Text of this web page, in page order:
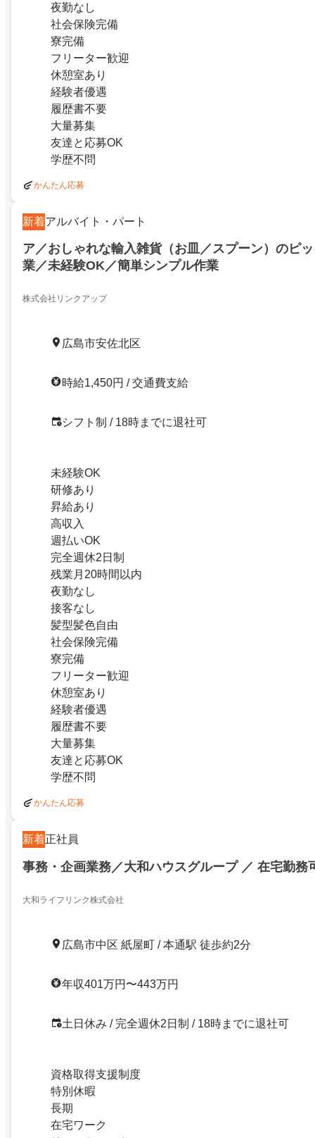
夜勤なし
社会保険完備
寮完備
フリーター歓迎
休憩室あり
経験者優遇
履歴書不要
大量募集
友達と応募OK
学歴不問
かんたん応募
新着アルバイト・パート
ア／おしゃれな輸入雑貨（お皿／スプーン）のピ
業／未経験OK／簡単シンプル作業
株式会社リンクアップ
広島市安佐北区
時給1,450円 / 交通費支給
シフト制 / 18時までに退社可
未経験OK
研修あり
昇給あり
高収入
週払いOK
完全週休2日制
残業月20時間以内
夜勤なし
接客なし
髪型髪色自由
社会保険完備
寮完備
フリーター歓迎
休憩室あり
経験者優遇
履歴書不要
大量募集
友達と応募OK
学歴不問
かんたん応募
新着正社員
事務・企画業務／大和ハウスグループ ／ 在宅勤務
大和ライフリンク株式会社
広島市中区 紙屋町 / 本通駅 徒歩約2分
年収401万円〜443万円
土日休み / 完全週休2日制 / 18時までに退社可
資格取得支援制度
特別休暇
長期
在宅ワーク